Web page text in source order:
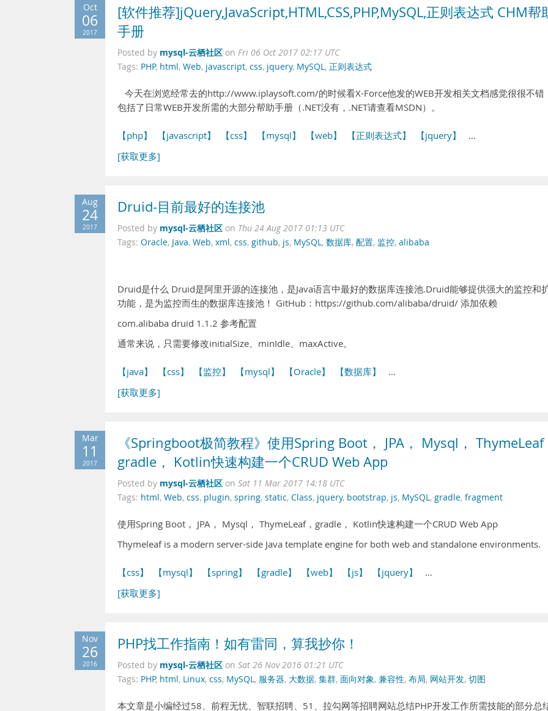
Oct
06
2017
[软件推荐]jQuery,JavaScript,HTML,CSS,PHP,MySQL,正则表达式 CHM帮
手册
Posted by mysql-云栖社区 on Fri 06 Oct 2017 02:17 UTC
Tags: PHP, html, Web, javascript, css, jquery, MySQL, 正则表达式
今天在浏览经常去的http://www.iplaysoft.com/的时候看X-Force他发的WEB开发相关文档感觉很很不错
包括了日常WEB开发所需的大部分帮助手册（.NET没有，.NET请查看MSDN）。
【php】 【javascript】 【css】 【mysql】 【web】 【正则表达式】 【jquery】
…
[获取更多]
Aug
24
2017
Druid-目前最好的连接池
Posted by mysql-云栖社区 on Thu 24 Aug 2017 01:13 UTC
Tags: Oracle, Java, Web, xml, css, github, js, MySQL, 数据库, 配置, 监控, alibaba
Druid是什么 Druid是阿里开源的连接池，是Java语言中最好的数据库连接池.Druid能够提供强大的监控和
功能，是为监控而生的数据库连接池！ GitHub：https://github.com/alibaba/druid/ 添加依赖
com.alibaba druid 1.1.2 参考配置
通常来说，只需要修改initialSize、minIdle、maxActive。
【java】 【css】 【监控】 【mysql】 【Oracle】 【数据库】
…
[获取更多]
Mar
11
2017
《Springboot极简教程》使用Spring Boot， JPA， Mysql， ThymeLeaf
gradle， Kotlin快速构建一个CRUD Web App
Posted by mysql-云栖社区 on Sat 11 Mar 2017 14:18 UTC
Tags: html, Web, css, plugin, spring, static, Class, jquery, bootstrap, js, MySQL, gradle, fragment
使用Spring Boot， JPA， Mysql， ThymeLeaf，gradle， Kotlin快速构建一个CRUD Web App
Thymeleaf is a modern server-side Java template engine for both web and standalone environments.
【css】 【mysql】 【spring】 【gradle】 【web】 【js】 【jquery】
…
[获取更多]
Nov
26
2016
PHP找工作指南！如有雷同，算我抄你！
Posted by mysql-云栖社区 on Sat 26 Nov 2016 01:21 UTC
Tags: PHP, html, Linux, css, MySQL, 服务器, 大数据, 集群, 面向对象, 兼容性, 布局, 网站开发, 切图
本文章是小编经过58、前程无忧、智联招聘、51、拉勾网等招聘网站总结PHP开发工作所需技能的部分总